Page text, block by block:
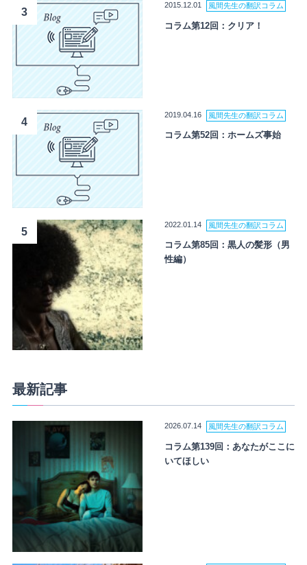
3
2015.12.01 風間先生の翻訳コラム
コラム第12回：クリア！
4
2019.04.16 風間先生の翻訳コラム
コラム第52回：ホームズ事始
5
2022.01.14 風間先生の翻訳コラム
コラム第85回：黒人の髪形（男
性編）
最新記事
2026.07.14 風間先生の翻訳コラム
コラム第139回：あなたがここに
いてほしい